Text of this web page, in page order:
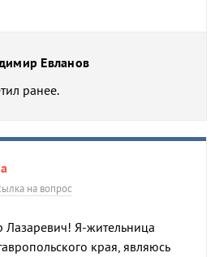
Евланов
ранее.
на вопрос
Я-жительница
края, являюсь